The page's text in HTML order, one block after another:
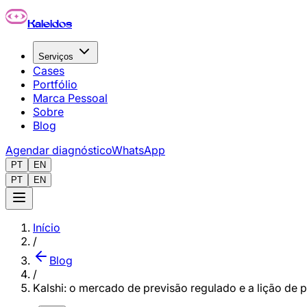
Pular para o conteúdo principal
Kaleidos
Serviços
Cases
Portfólio
Marca Pessoal
Sobre
Blog
Agendar diagnósticoWhatsApp
PT
EN
PT
EN
Início
/
Blog
/
Kalshi: o mercado de previsão regulado e a lição de